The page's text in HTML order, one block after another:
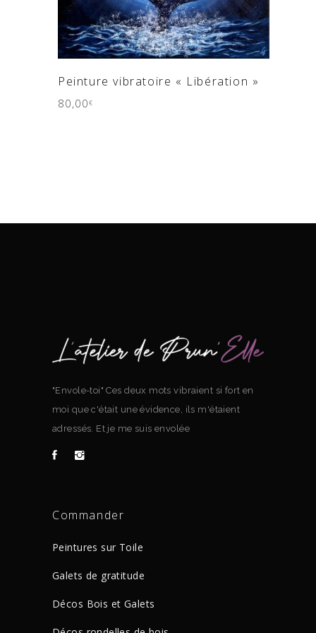
AJOUTER AU PANIER
Peinture vibratoire « Libération »
80,00€
"Envole-toi" Ces deux mots vibraient si fort en
moi que c'était une évidence, ils m'étaient
adressés. Et je me suis envolée
Commander
Peintures sur Toile
Galets de gratitude
Décos Bois et Galets